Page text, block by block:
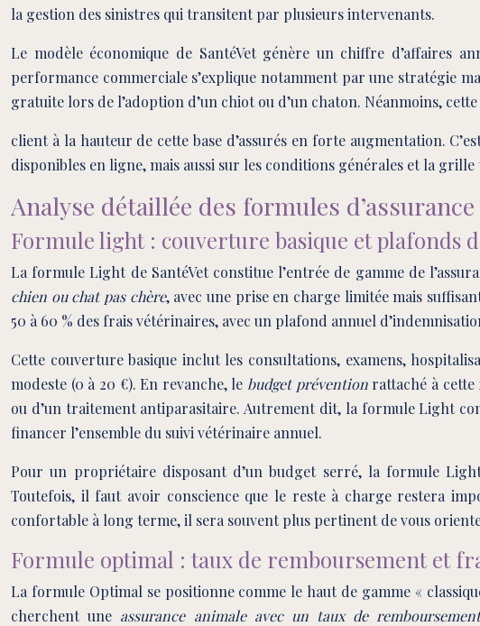
la gestion des sinistres qui transitent par plusieurs intervenants.
Le modèle économique de SantéVet génère un chiffre d’affaires
performance commerciale s’explique notamment par une stratégie
gratuite lors de l’adoption d’un chiot ou d’un chaton. Néanmoins,
client à la hauteur de cette base d’assurés en forte augmentation.
disponibles en ligne, mais aussi sur les conditions générales et la
Analyse détaillée des formules
Formule light : couverture basique et plafonds
La formule Light de SantéVet constitue l’entrée de gamme de
chien ou chat pas chère, avec une prise en charge limitée mais
50 à 60 % des frais vétérinaires, avec un plafond annuel
Cette couverture basique inclut les consultations, examens,
modeste (0 à 20 €). En revanche, le budget préventionrattaché à cette
ou d’un traitement antiparasitaire. Autrement dit, la formule Light
financer l’ensemble du suivi vétérinaire annuel.
Pour un propriétaire disposant d’un budget serré, la formule
Toutefois, il faut avoir conscience que le reste à charge restera
confortable à long terme, il sera souvent plus pertinent de vous
Formule optimal : taux de remboursement et
La formule Optimal se positionne comme le haut de gamme «
cherchent une assurance animale avec un taux de